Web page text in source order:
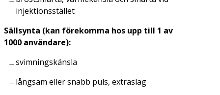
injektionsstället
Sällsynta (kan förekomma hos upp till 1 av
1000 användare):
svimningskänsla
långsam eller snabb puls, extraslag